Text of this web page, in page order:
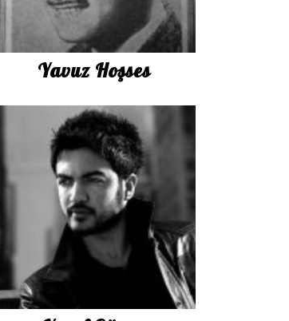
Yavuz Hoşses